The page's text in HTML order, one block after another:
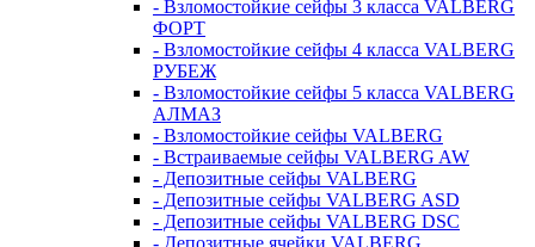
- Взломостойкие сейфы 3 класса VALBERG
ФОРТ
- Взломостойкие сейфы 4 класса VALBERG
РУБЕЖ
- Взломостойкие сейфы 5 класса VALBERG
АЛМАЗ
- Взломостойкие сейфы VALBERG
- Встраиваемые сейфы VALBERG AW
- Депозитные сейфы VALBERG
- Депозитные сейфы VALBERG ASD
- Депозитные сейфы VALBERG DSC
- Депозитные ячейки VALBERG